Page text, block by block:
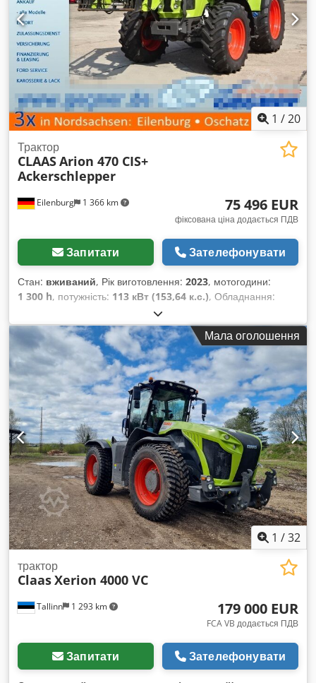
1 /20
Eilenburg 1 366 km
Трактор
CLAASArion 470 CIS+
Ackerschlepper
75 496 EUR
фіксована ціна додається ПДВ
Запитати Зателефонувати
Стан: вживаний, Рік виготовлення: 2023, мотогодини:
1 300 h, потужність: 113 кВт (153,64 к.с.), Обладнання:
кондиціонер, переднє навісне обладнання, повний
привід,
Мала оголошення
1 /32
Tallinn 1 293 km
трактор
ClaasXerion 4000 VC
179 000 EUR
FCA VB додається ПДВ
Запитати Зателефонувати